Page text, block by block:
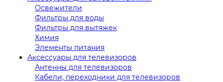
Освежители
Фильтры для воды
Фильтры для вытяжек
Химия
Элементы питания
Аксессуары для телевизоров
Антенны для телевизоров
Кабели, переходники для телевизоров